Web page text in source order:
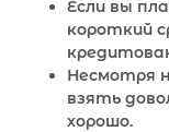
Если вы
короткий
Несмотря
взять
хорошо.